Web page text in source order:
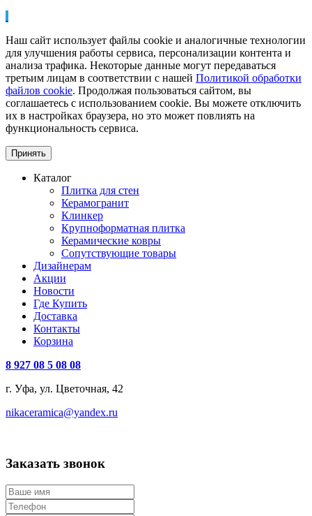
Наш сайт использует файлы cookie и аналогичные технологии
для улучшения работы сервиса, персонализации контента и
анализа трафика. Некоторые данные могут передаваться
третьим лицам в соответствии с нашей Политикой обработки
файлов cookie. Продолжая пользоваться сайтом, вы
соглашаетесь с использованием cookie. Вы можете отключить
их в настройках браузера, но это может повлиять на
функциональность сервиса.
Принять
Каталог
Плитка для стен
Керамогранит
Клинкер
Крупноформатная плитка
Керамические ковры
Сопутствующие товары
Дизайнерам
Акции
Новости
Где Купить
Доставка
Контакты
Корзина
8 927 08 5 08 08
г. Уфа, ул. Цветочная, 42
nikaceramica@yandex.ru
Заказать звонок